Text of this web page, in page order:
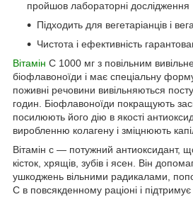
пройшов лабораторні дослідження
Підходить для вегетаріанців і
Чистота і ефективність
Вітамін C 1000 мг з повільним
біофлавоноїди і має спеціальну
поживні речовини вивільняються
годин. Біофлавоноїди покращують
посилюють його дію в якості
виробленню колагену і зміцнюють
Вітамін с — потужний антиоксидант,
кісток, хрящів, зубів і ясен. Він
ушкоджень вільними радикалами,
С в повсякденному раціоні і